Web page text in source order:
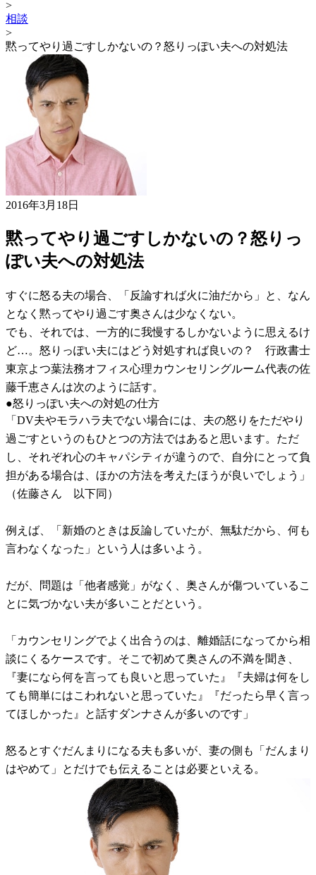
>
相談
>
黙ってやり過ごすしかないの？怒りっぽい夫への対処法
2016年3月18日
黙ってやり過ごすしかないの？怒りっ
ぽい夫への対処法
すぐに怒る夫の場合、「反論すれば火に油だから」と、なん
となく黙ってやり過ごす奥さんは少なくない。
でも、それでは、一方的に我慢するしかないように思えるけ
ど…。怒りっぽい夫にはどう対処すれば良いの？ 行政書士
東京よつ葉法務オフィス心理カウンセリングルーム代表の佐
藤千恵さんは次のように話す。
●怒りっぽい夫への対処の仕方
「DV夫やモラハラ夫でない場合には、夫の怒りをただやり
過ごすというのもひとつの方法ではあると思います。ただ
し、それぞれ心のキャパシティが違うので、自分にとって負
担がある場合は、ほかの方法を考えたほうが良いでしょう」
（佐藤さん 以下同）
例えば、「新婚のときは反論していたが、無駄だから、何も
言わなくなった」という人は多いよう。
だが、問題は「他者感覚」がなく、奥さんが傷ついているこ
とに気づかない夫が多いことだという。
「カウンセリングでよく出合うのは、離婚話になってから相
談にくるケースです。そこで初めて奥さんの不満を聞き、
『妻になら何を言っても良いと思っていた』『夫婦は何をし
ても簡単にはこわれないと思っていた』『だったら早く言っ
てほしかった』と話すダンナさんが多いのです」
怒るとすぐだんまりになる夫も多いが、妻の側も「だんまり
はやめて」とだけでも伝えることは必要といえる。